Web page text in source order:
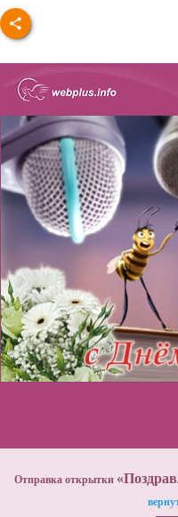
Отправка открытки